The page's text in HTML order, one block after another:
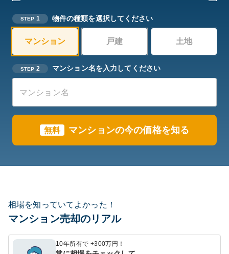
STEP 1 物件の種類を選択してください
マンション 戸建 土地
STEP 2 マンション名を入力してください
無料 マンションの今の価格を知る
相場を知っていてよかった！
マンション売却のリアル
10年所有で +300万円！